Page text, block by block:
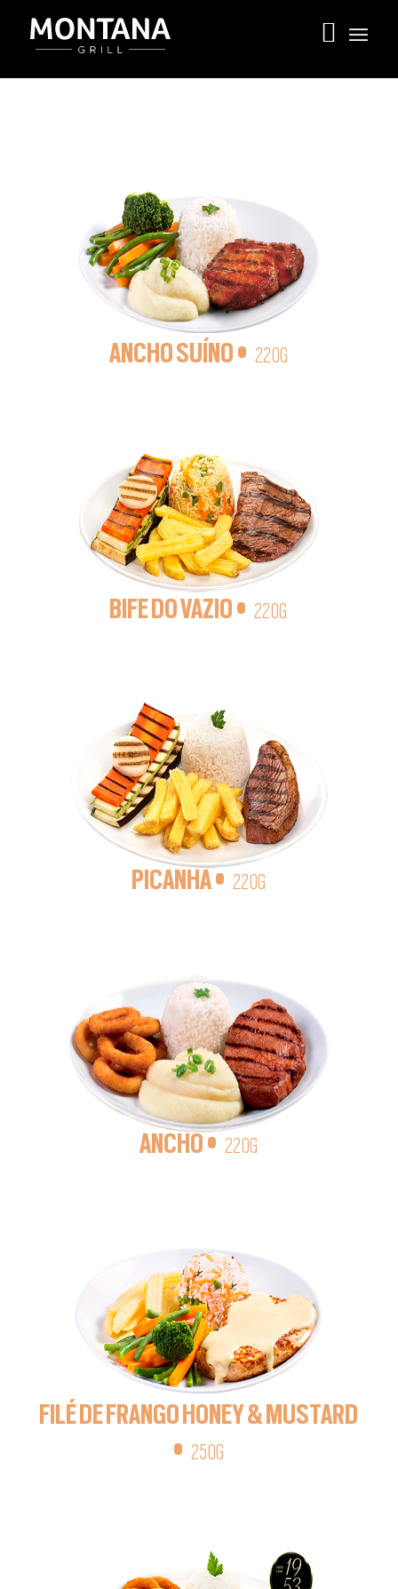
ANCHO SUÍNO • 220G
BIFE DO VAZIO • 220G
PICANHA • 220G
ANCHO • 220G
FILÉ DE FRANGO HONEY & MUSTARD
• 250G